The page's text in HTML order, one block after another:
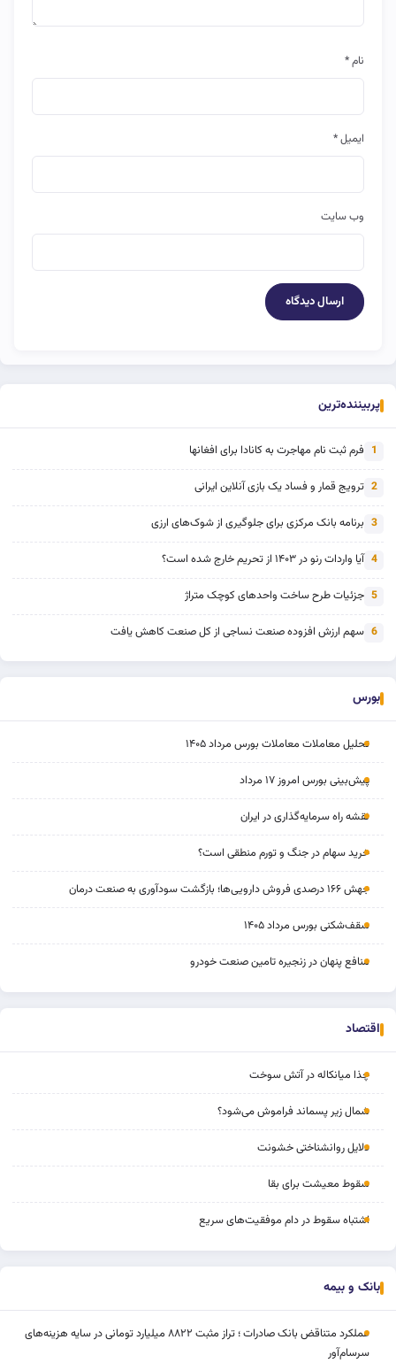
نام*
ایمیل*
وب‌ سایت
پربیننده‌ترین
1 فرم ثبت نام مهاجرت به کانادا برای افغانها
2 ترویج قمار و فساد یک بازی آنلاین ایرانی
3 برنامه بانک مرکزی برای جلوگیری از شوک‌های ارزی
4 آیا واردات رنو در ۱۴۰۳ از تحریم خارج شده است؟
5 جزئیات طرح ساخت واحدهای کوچک متراژ
6 سهم ارزش افزوده صنعت نساجی از کل صنعت کاهش یافت
بورس
تحلیل معاملات معاملات بورس مرداد ۱۴۰۵
پیش‌بینی بورس امروز ۱۷ مرداد
نقشه راه سرمایه‌گذاری در ایران
خرید سهام در جنگ و تورم منطقی است؟
جهش ۱۶۶ درصدی فروش دارویی‌ها؛ بازگشت سودآوری به صنعت درمان
سقف‌شکنی بورس مرداد ۱۴۰۵
منافع پنهان در زنجیره تامین صنعت خودرو
اقتصاد
چذا میانکاله در آتش سوخت
شمال زیر پسماند فراموش می‌شود؟
دلایل روانشناختی خشونت
سقوط معیشت برای بقا
اشتباه سقوط در دام موفقیت‌های سریع
بانک و بیمه
عملکرد متناقض بانک صادرات ؛ تراز مثبت ۸۸۲۲ میلیارد تومانی در سایه هزینه‌های
سرسام‌آور